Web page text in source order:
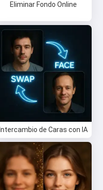
Eliminar Fondo Online
Intercambio de Caras con IA